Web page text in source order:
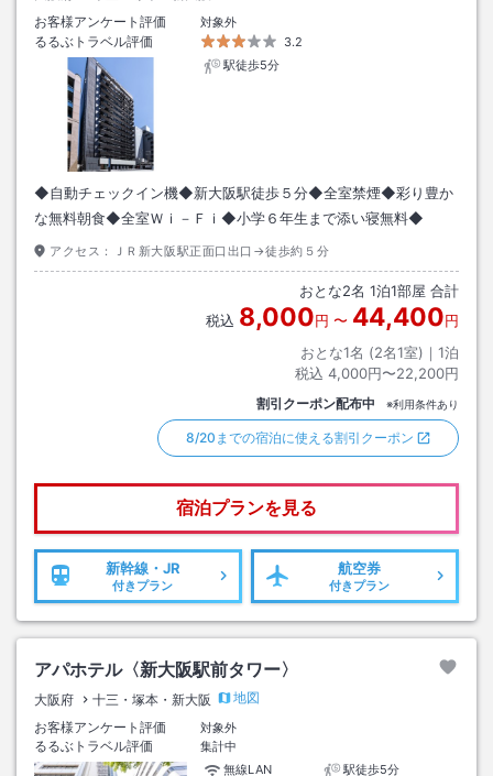
お客様アンケート評価
対象外
るるぶトラベル評価
3.2
駅徒歩5分
◆自動チェックイン機◆新大阪駅徒歩５分◆全室禁煙◆彩り豊か
な無料朝食◆全室Ｗｉ－Ｆｉ◆小学６年生まで添い寝無料◆
アクセス： ＪＲ新大阪駅正面口出口→徒歩約５分
おとな2名 1泊1部屋 合計
税込 8,000円 〜 44,400円
おとな1名 (2名1室)｜ 1泊
税込 4,000円〜22,200円
割引クーポン配布中 ※利用条件あり
8/20までの宿泊に使える割引クーポン
宿泊プランを見る
新幹線・JR
付きプラン
航空券
付きプラン
アパホテル〈新大阪駅前タワー〉
大阪府 十三・塚本・新大阪
地図
お客様アンケート評価
対象外
るるぶトラベル評価
集計中
無線LAN
駅徒歩5分